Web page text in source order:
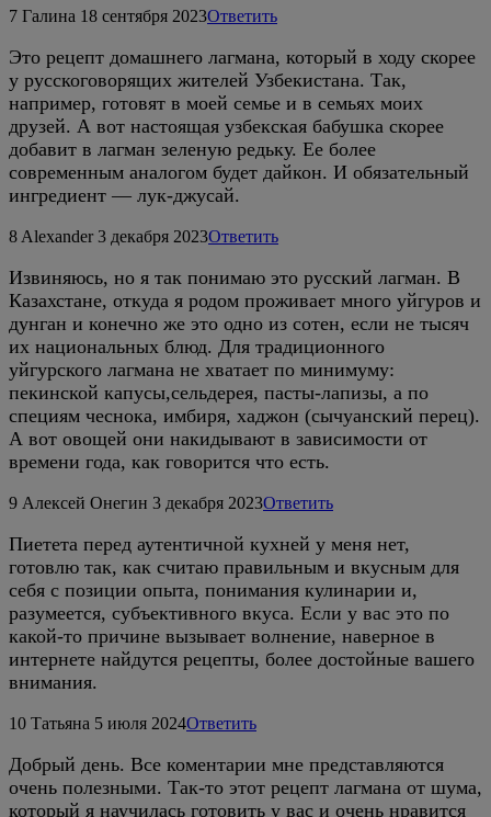
7 Галина 18 сентября 2023Ответить
Это рецепт домашнего лагмана, который в ходу скорее
у русскоговорящих жителей Узбекистана. Так,
например, готовят в моей семье и в семьях моих
друзей. А вот настоящая узбекская бабушка скорее
добавит в лагман зеленую редьку. Ее более
современным аналогом будет дайкон. И обязательный
ингредиент — лук-джусай.
8 Alexander 3 декабря 2023Ответить
Извиняюсь, но я так понимаю это русский лагман. В
Казахстане, откуда я родом проживает много уйгуров и
дунган и конечно же это одно из сотен, если не тысяч
их национальных блюд. Для традиционного
уйгурского лагмана не хватает по минимуму:
пекинской капусы,сельдерея, пасты-лапизы, а по
специям чеснока, имбиря, хаджон (сычуанский перец).
А вот овощей они накидывают в зависимости от
времени года, как говорится что есть.
9 Алексей Онегин 3 декабря 2023Ответить
Пиетета перед аутентичной кухней у меня нет,
готовлю так, как считаю правильным и вкусным для
себя с позиции опыта, понимания кулинарии и,
разумеется, субъективного вкуса. Если у вас это по
какой-то причине вызывает волнение, наверное в
интернете найдутся рецепты, более достойные вашего
внимания.
10 Татьяна 5 июля 2024Ответить
Добрый день. Все коментарии мне представляются
очень полезными. Так-то этот рецепт лагмана от шума,
который я научилась готовить у вас и очень нравится